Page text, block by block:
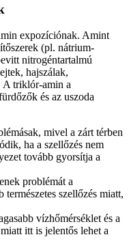
expozíciónak. Amint
(pl. nátrium-
nitrogéntartalmú
hajszálak,
A triklór-amin a
és az uszoda
mivel a zárt térben
ha a szellőzés nem
tovább gyorsítja a
problémát a
természetes szellőzés miatt,
vízhőmérséklet és a
itt is jelentős lehet a